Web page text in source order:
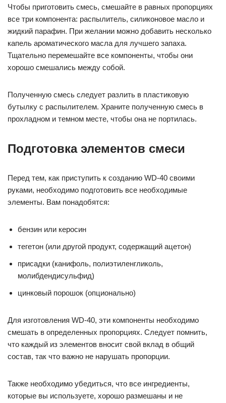
Чтобы приготовить смесь, смешайте в равных пропорциях
все три компонента: распылитель, силиконовое масло и
жидкий парафин. При желании можно добавить несколько
капель ароматического масла для лучшего запаха.
Тщательно перемешайте все компоненты, чтобы они
хорошо смешались между собой.
Полученную смесь следует разлить в пластиковую
бутылку с распылителем. Храните полученную смесь в
прохладном и темном месте, чтобы она не портилась.
Подготовка элементов смеси
Перед тем, как приступить к созданию WD-40 своими
руками, необходимо подготовить все необходимые
элементы. Вам понадобятся:
бензин или керосин
тегетон (или другой продукт, содержащий ацетон)
присадки (канифоль, полиэтиленгликоль,
молибдендисульфид)
цинковый порошок (опционально)
Для изготовления WD-40, эти компоненты необходимо
смешать в определенных пропорциях. Следует помнить,
что каждый из элементов вносит свой вклад в общий
состав, так что важно не нарушать пропорции.
Также необходимо убедиться, что все ингредиенты,
которые вы используете, хорошо размешаны и не